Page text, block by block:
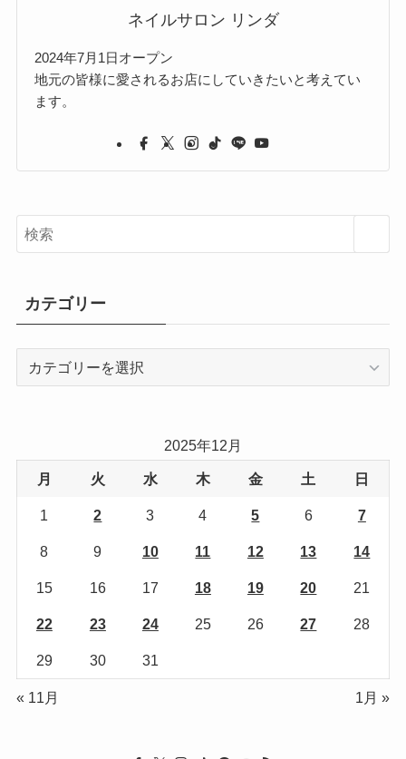
ネイルサロン リンダ
2024年7月1日オープン
地元の皆様に愛されるお店にしていきたいと考えてい
ます。
カテゴリー
2025年12月
月 火 水 木 金 土 日
1 2 3 4 5 6 7
8 9 10 11 12 13 14
15 16 17 18 19 20 21
22 23 24 25 26 27 28
29 30 31
« 11月 1月 »